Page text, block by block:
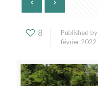
8 Published by
février 2022